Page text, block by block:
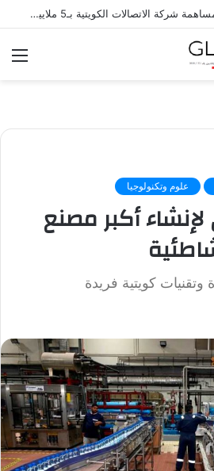
الصندوق الكويتي يعلن مساهمة شركة الاتصالات الكويتية بـ5 ملايين دولار مليون دولار في صندوق الكويت للاستجابة الطارئة
علوم وتكنولوجيا
أكبر مصنع
وتقنيات كويتية فريدة